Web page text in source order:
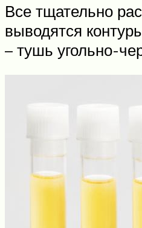
Все тщательно
выводятся
– тушь угольно-